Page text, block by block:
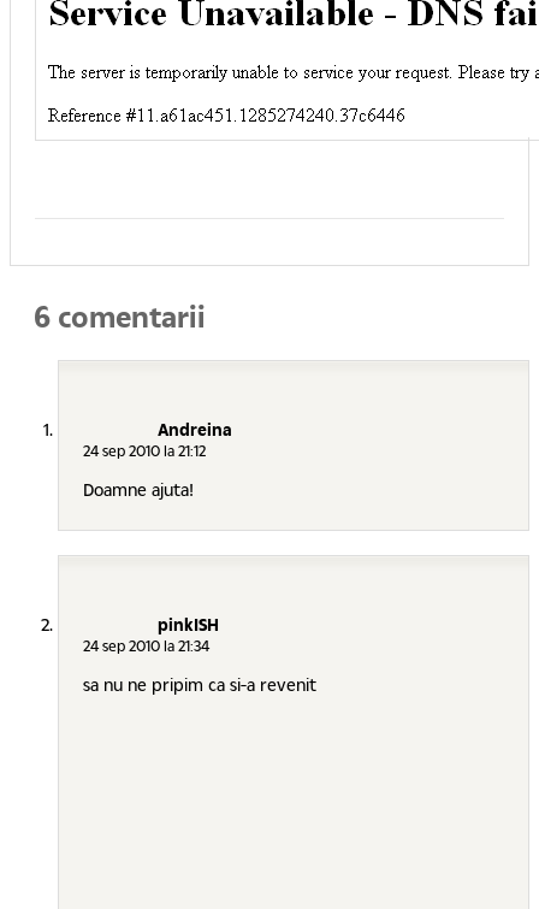
6 comentarii
Andreina
24 sep 2010 la 21:12
Doamne ajuta!
pinkISH
24 sep 2010 la 21:34
sa nu ne pripim ca si-a revenit